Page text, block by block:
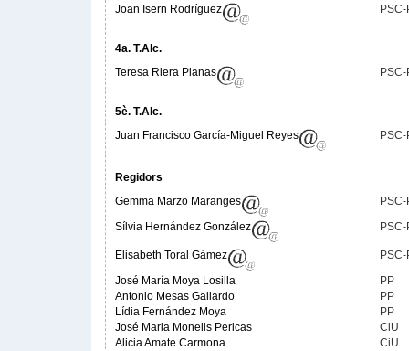
Joan Isern Rodríguez
PSC-
4a. T.Alc.
Teresa Riera Planas
PSC-
5è. T.Alc.
Juan Francisco García-Miguel Reyes
PSC-
Regidors
Gemma Marzo Maranges
PSC-
Sílvia Hernández González
PSC-
Elisabeth Toral Gámez
PSC-
José María Moya Losilla
PP
Antonio Mesas Gallardo
PP
Lídia Fernández Moya
PP
José Maria Monells Pericas
CiU
Alicia Amate Carmona
CiU